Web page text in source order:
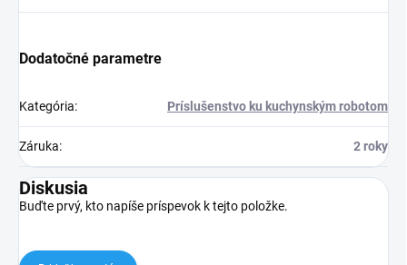
Dodatočné parametre
Kategória: Príslušenstvo ku kuchynským robotom
Záruka: 2 roky
Diskusia
Buďte prvý, kto napíše príspevok k tejto položke.